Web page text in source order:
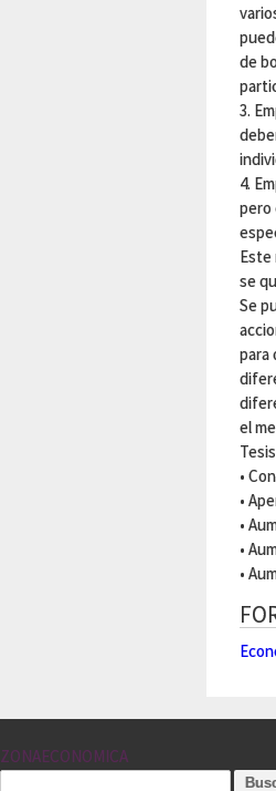
de
3.
4.
pero
Este
se
Se
para
el
•
•
•
•
•
ZONAECONOMICA